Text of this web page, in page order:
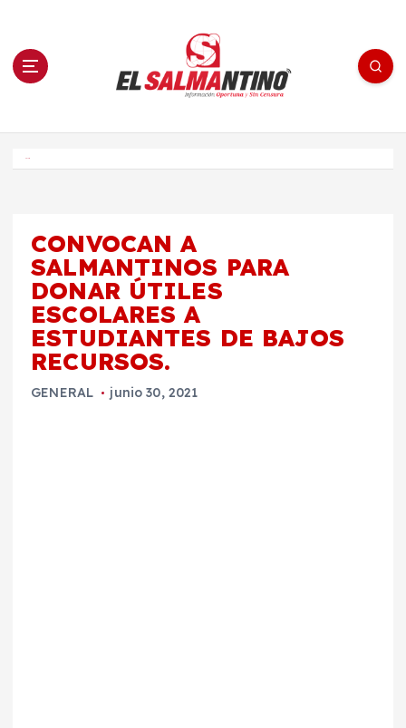
n El Salmantino - medios/noticias/editorial
CONVOCAN A
SALMANTINOS PARA
DONAR ÚTILES
ESCOLARES A
ESTUDIANTES DE BAJOS
RECURSOS.
GENERAL junio 30, 2021